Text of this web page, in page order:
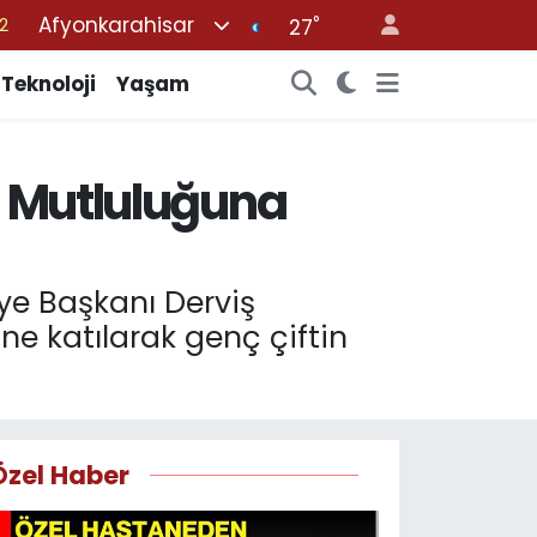
Afyonkarahisar 27°
Teknoloji Yaşam
Mutluluğuna
Başkanı Derviş
katılarak genç çiftin
Haber